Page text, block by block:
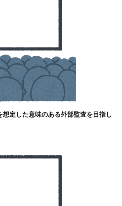
想定した意味のある外部監査を目指し